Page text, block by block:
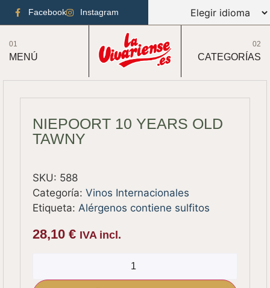
Facebook Instagram
01
MENÚ
02
CATEGORÍAS
NIEPOORT 10 YEARS OLD
TAWNY
SKU: 588
Categoría:Vinos Internacionales
Etiqueta: Alérgenos contiene sulfitos
28,10€ IVA incl.